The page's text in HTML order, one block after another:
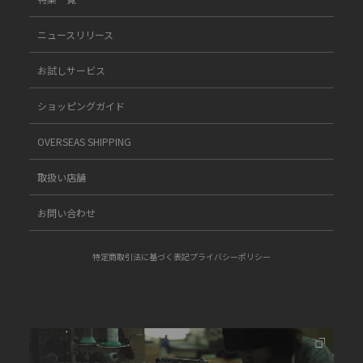
ニュースリリース
お試しサービス
ショッピングガイド
OVERSEAS SHIPPING
取扱い店舗
お問い合わせ
特定商取引法に基づく表記プライバシーポリシー